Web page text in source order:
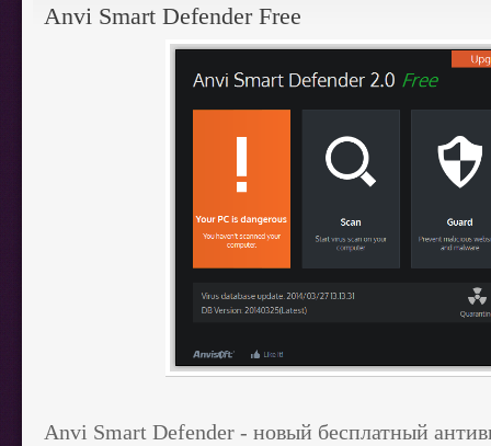
Anvi Smart Defender Free
Anvi Smart Defender - новый бесплатный